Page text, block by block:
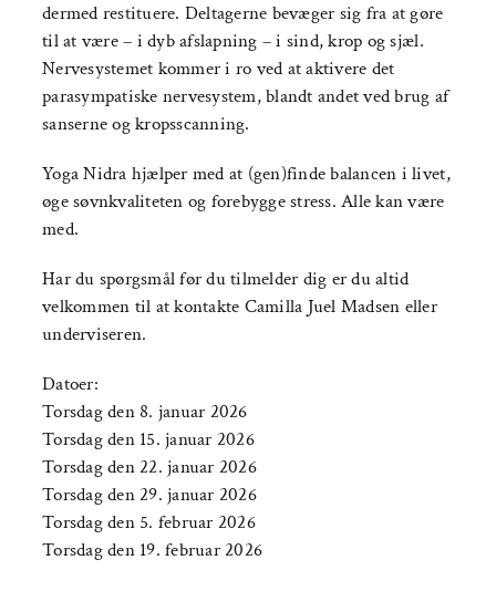
dermed restituere. Deltagerne bevæger sig fra at gøre
til at være – i dyb afslapning – i sind, krop og sjæl.
Nervesystemet kommer i ro ved at aktivere det
parasympatiske nervesystem, blandt andet ved brug af
sanserne og kropsscanning.
Yoga Nidra hjælper med at (gen)finde balancen i livet,
øge søvnkvaliteten og forebygge stress. Alle kan være
med.
Har du spørgsmål før du tilmelder dig er du altid
velkommen til at kontakte Camilla Juel Madsen eller
underviseren.
Datoer:
Torsdag den 8. januar 2026
Torsdag den 15. januar 2026
Torsdag den 22. januar 2026
Torsdag den 29. januar 2026
Torsdag den 5. februar 2026
Torsdag den 19. februar 2026